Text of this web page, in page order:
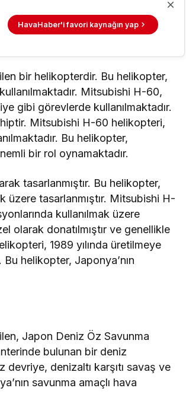
HavaHaber'i favori kaynağın yap
bir helikopterdir. Bu helikopter,
Mitsubishi H-60,
gibi görevlerde kullanılmaktadır.
Mitsubishi H-60 helikopteri,
Bu helikopter,
bir rol oynamaktadır.
tasarlanmıştır. Bu helikopter,
tasarlanmıştır. Mitsubishi H-
kullanılmak üzere
olarak donatılmıştır ve genellikle
1989 yılında üretilmeye
helikopter, Japonya’nın
Japon Deniz Öz Savunma
bulunan bir deniz
denizaltı karşıtı savaş ve
savunma amaçlı hava